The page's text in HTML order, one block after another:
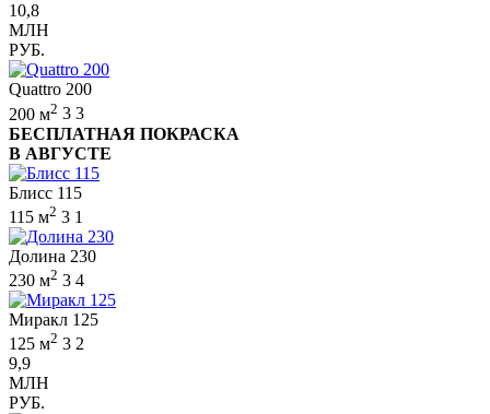
10,8
МЛН
РУБ.
Quattro 200
200 м2 3 3
БЕСПЛАТНАЯ ПОКРАСКА
В АВГУСТЕ
Блисс 115
115 м2 3 1
Долина 230
230 м2 3 4
Миракл 125
125 м2 3 2
9,9
МЛН
РУБ.